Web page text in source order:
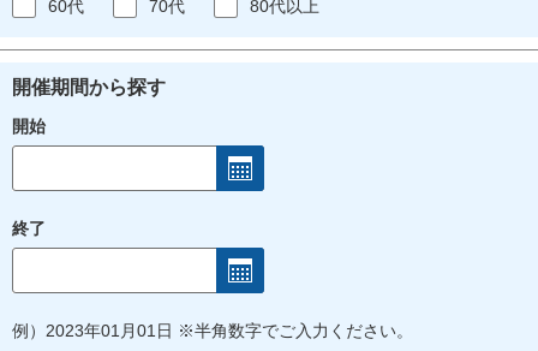
60代
70代 80代以上
開催期間から探す
開始
終了
例）2023年01月01日 ※半角数字でご入力ください。